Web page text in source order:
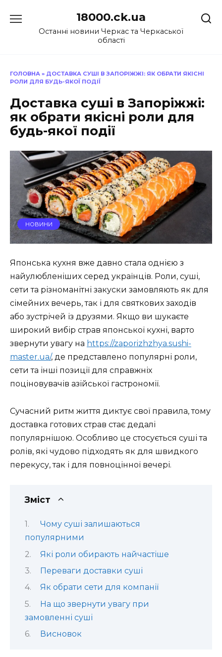
до
18000.ck.ua
Останні новини Черкас та Черкаської
області
ГОЛОВНА » ДОСТАВКА СУШІ В ЗАПОРІЖЖІ: ЯК ОБРАТИ ЯКІСНІ
РОЛИ ДЛЯ БУДЬ-ЯКОЇ ПОДІЇ
Доставка суші в Запоріжжі:
як обрати якісні роли для
будь-якої події
НОВИНИ
Японська кухня вже давно стала однією з
найулюбленіших серед українців. Роли, суші,
сети та різноманітні закуски замовляють як для
сімейних вечерь, так і для святкових заходів
або зустрічей із друзями. Якщо ви шукаєте
широкий вибір страв японської кухні, варто
звернути увагу на https://zaporizhzhya.sushi-
master.ua/, де представлено популярні роли,
сети та інші позиції для справжніх
поціновувачів азійської гастрономії.
Сучасний ритм життя диктує свої правила, тому
доставка готових страв стає дедалі
популярнішою. Особливо це стосується суші та
ролів, які чудово підходять як для швидкого
перекусу, так і для повноцінної вечері.
Зміст
Чому суші залишаються
популярними
Які роли обирають найчастіше
Переваги доставки суші
Як обрати сети для компанії
На що звернути увагу при
замовленні суші
Висновок